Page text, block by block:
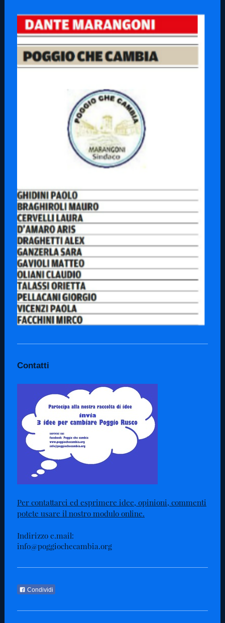
Contatti
Per contattarci ed esprimere idee, opinioni, commenti
potete usare il nostro modulo online.
Indirizzo e.mail:
info@poggiochecambia.org
Condividi